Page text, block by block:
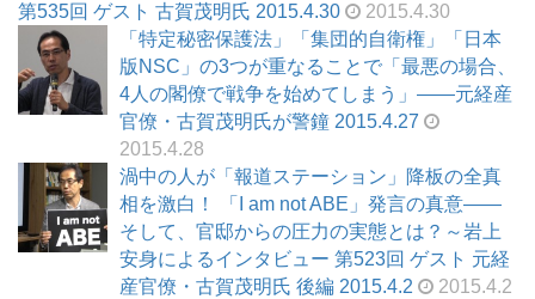
第535回 ゲスト 古賀茂明氏 2015.4.30
2015.4.30
「特定秘密保護法」「集団的自衛権」「日本
版NSC」の3つが重なることで「最悪の場合、
4人の閣僚で戦争を始めてしまう」――元経産
官僚・古賀茂明氏が警鐘 2015.4.27
2015.4.28
渦中の人が「報道ステーション」降板の全真
相を激白！ 「I am not ABE」発言の真意――
そして、官邸からの圧力の実態とは？～岩上
安身によるインタビュー 第523回 ゲスト 元経
産官僚・古賀茂明氏 後編 2015.4.2
2015.4.2